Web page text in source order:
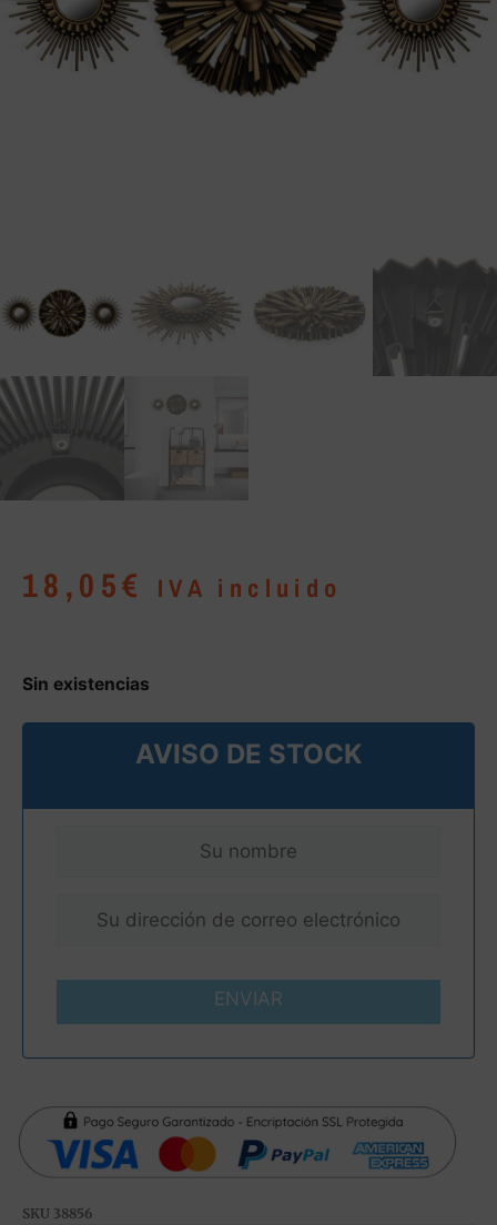
18,05€ IVA incluido
Sin existencias
AVISO DE STOCK
ENVIAR
SKU 38856